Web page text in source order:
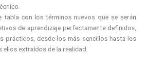
tabla con los términos nuevos que se serán
de aprendizaje perfectamente definidos,
prácticos, desde los más sencillos hasta los
extraídos de la realidad.